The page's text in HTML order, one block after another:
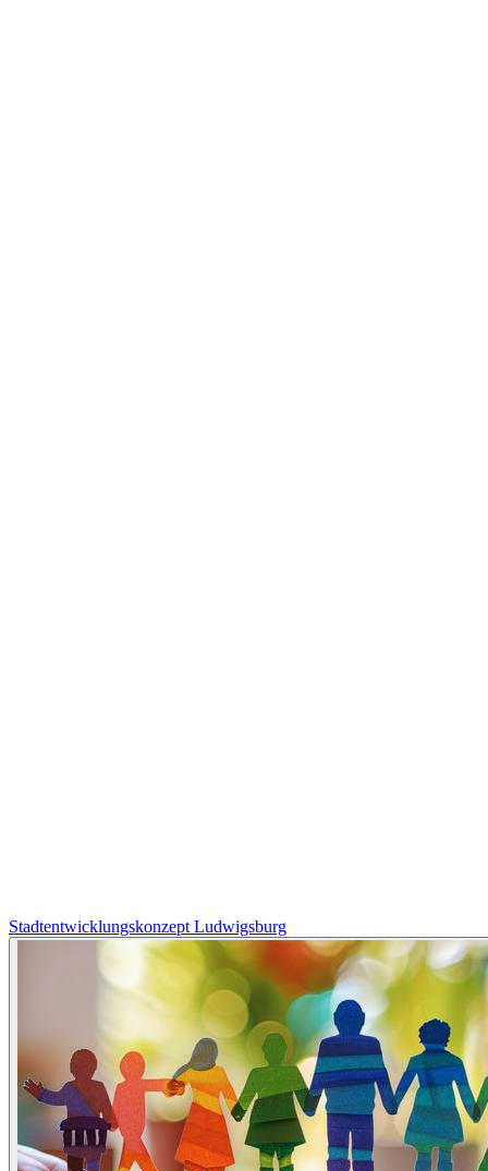
Stadtentwicklungskonzept Ludwigsburg